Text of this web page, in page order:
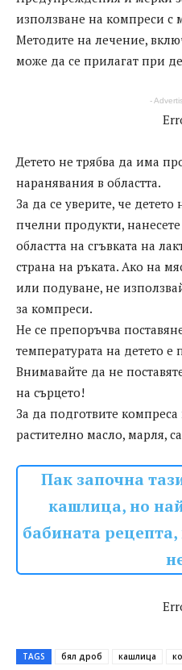
използване на компреси с
Методите на лечение,
може да се прилагат при
-
Детето не трябва да има
наранявания в областта.
За да се уверите, че
пчелни продукти,
областта на сгъвката на
страна на ръката. Ако на
или подуване, не
за компреси.
Не се препоръчва
температурата на детето е
Внимавайте да не
на сърцето!
За да подготвите
растително масло, марля,
Пак започна
кашлица, но
бабината
TAGS бял дроб кашлица